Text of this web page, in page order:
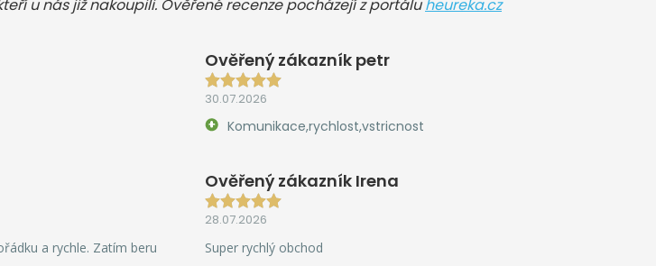
u nás již nakoupili. Ověřené recenze pocházejí z portáluheureka.cz
Ověřený zákazník petr
30.07.2026
Komunikace,rychlost,vstricnost
a rychle. Zatím beru
Ověřený zákazník Irena
28.07.2026
Super rychlý obchod